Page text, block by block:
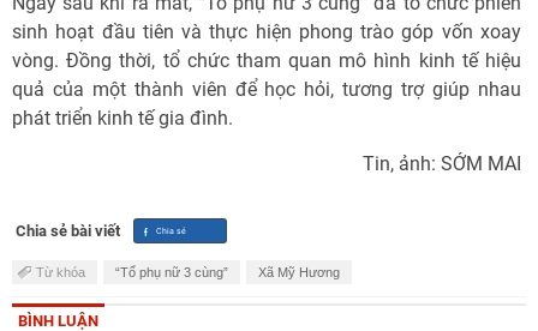
sinh hoạt đầu tiên và thực hiện phong trào góp vốn xoay
vòng. Đồng thời, tổ chức tham quan mô hình kinh tế hiệu
quả của một thành viên để học hỏi, tương trợ giúp nhau
phát triển kinh tế gia đình.
Tin, ảnh: SỚM MAI
Chia sẻ bài viết
Từ khóa “Tổ phụ nữ 3 cùng” Xã Mỹ Hương
BÌNH LUẬN